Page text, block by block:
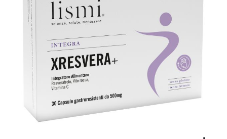
immagini